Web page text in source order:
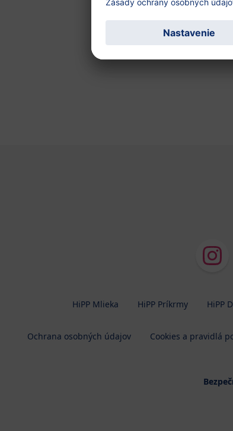
HiPP Mlieka HiPP Príkrmy HiPP
Ochrana osobných údajov Cookies a pravidlá